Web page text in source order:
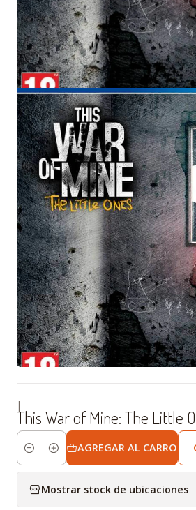
|
This War of Mine: The Little
Cantidad
AGREGAR AL CARRO
Mostrar stock de ubicaciones